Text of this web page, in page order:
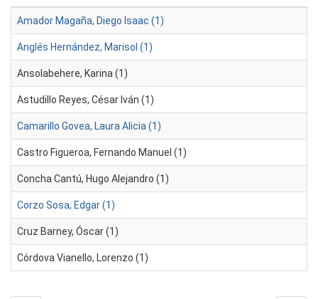
Amador Magaña, Diego Isaac (1)
Anglés Hernández, Marisol (1)
Ansolabehere, Karina (1)
Astudillo Reyes, César Iván (1)
Camarillo Govea, Laura Alicia (1)
Castro Figueroa, Fernando Manuel (1)
Concha Cantú, Hugo Alejandro (1)
Corzo Sosa, Edgar (1)
Cruz Barney, Óscar (1)
Córdova Vianello, Lorenzo (1)